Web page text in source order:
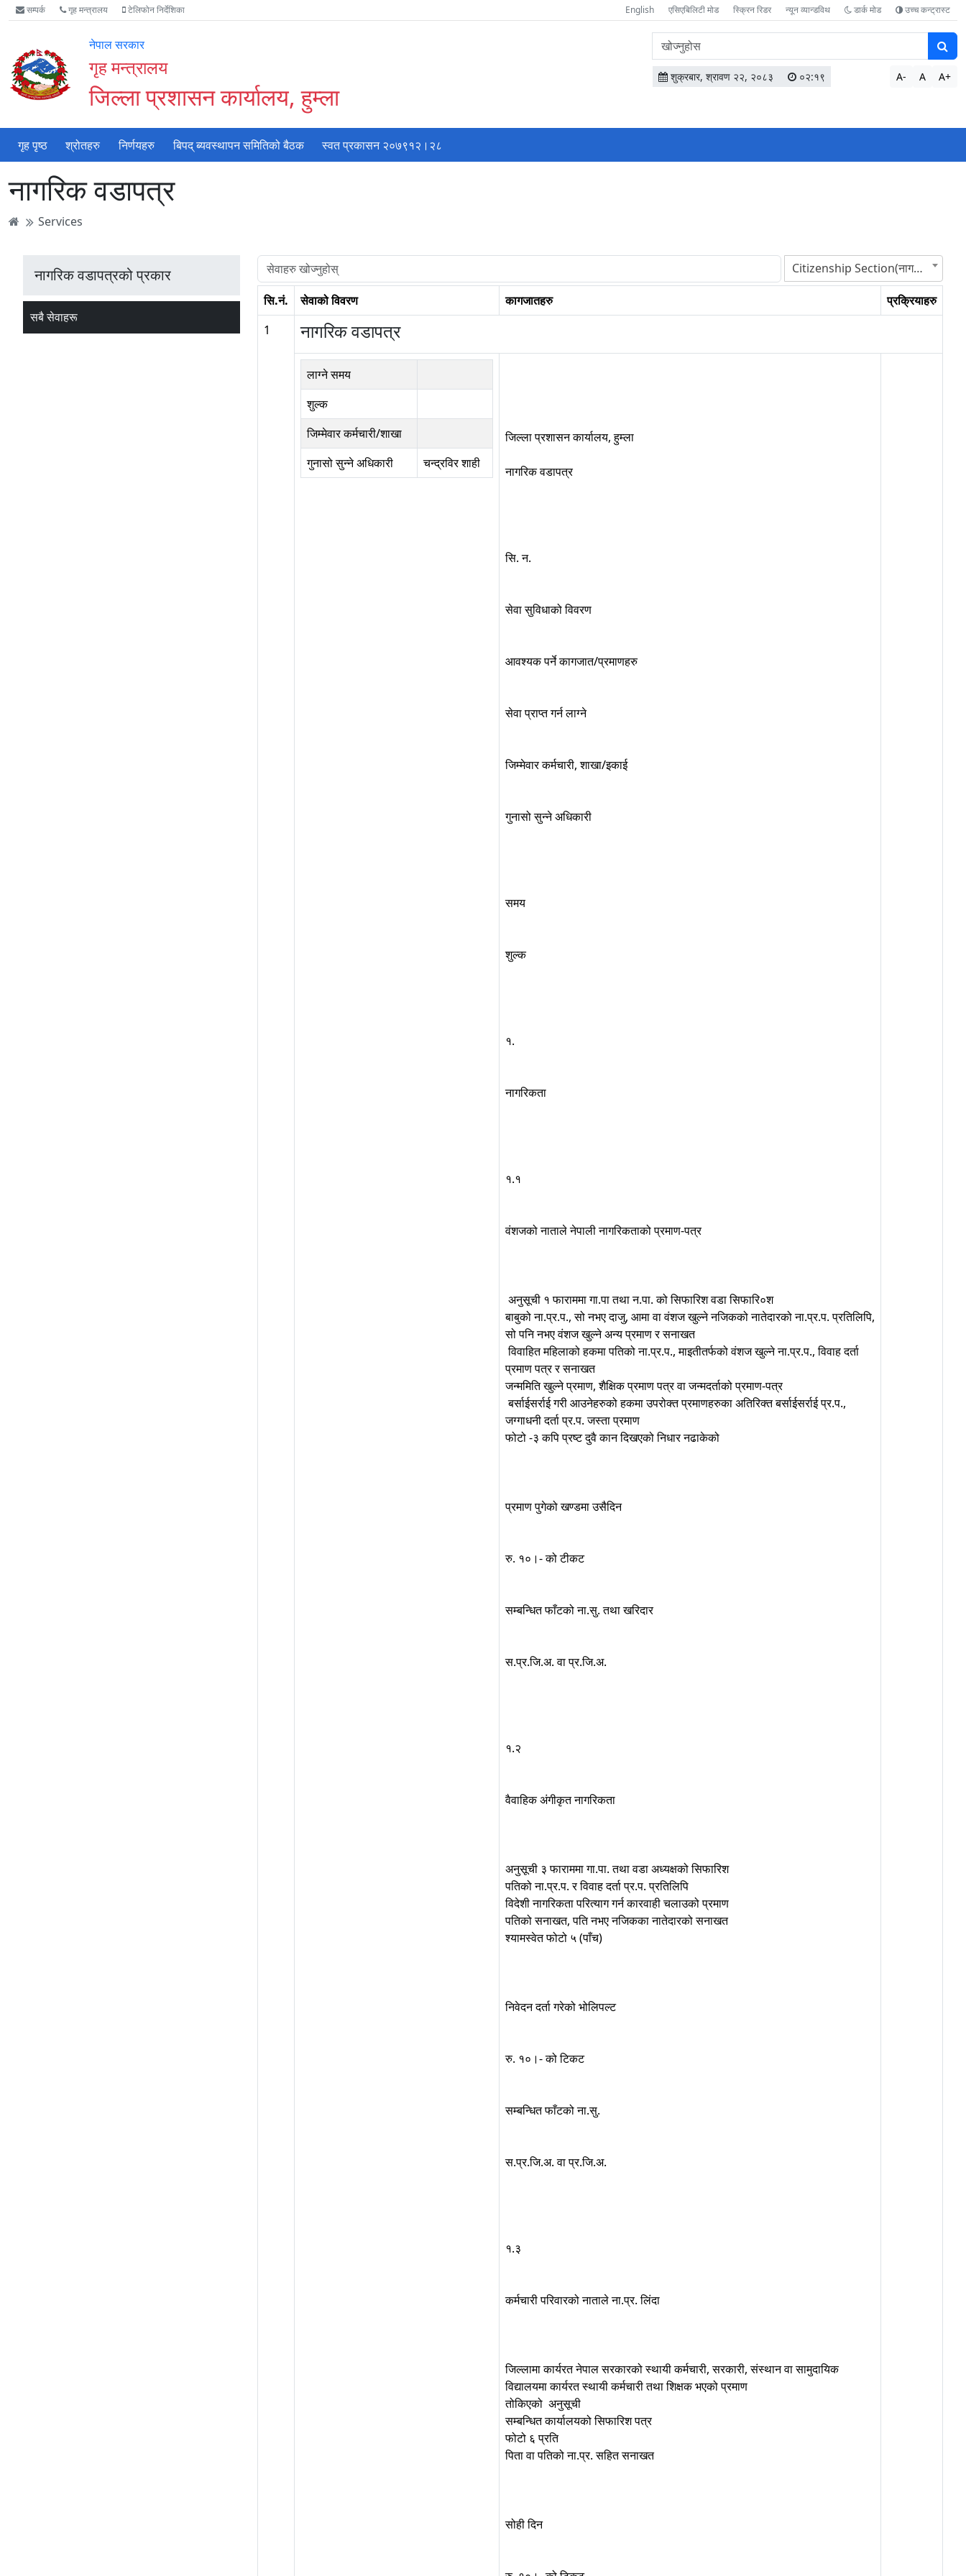
Accessibility
Mode
गर्नुहोस्
मुख्य
सामाग्री
मुख्य
नेभिगेसन
वेबसाइट
खोजमा
सम्पर्क गृह मन्त्रालय टेलिफोन निर्देशिका English एसिएबिलिटी मोड स्क्रिन रिडर न्यून व्यान्डविथ डार्क मोड उच्च कन्ट्रास्ट
नेपाल सरकार
गृह मन्त्रालय
जिल्ला प्रशासन कार्यालय, हुम्ला
वेबसाइटमा
सामग्री
खोज्नुहोस
शुक्रबार, श्रावण २२, २०८३ ०२:१९ A- A A+
गृह पृष्ठ श्रोतहरु निर्णयहरु बिपद् ब्यवस्थापन समितिको बैठक स्वत प्रकासन २०७९१२।२८
नागरिक वडापत्र
Services
नागरिक वडापत्रको प्रकार
सबै सेवाहरू
Citizenship Section(नागरिकता शाखा)
सि.नं. सेवाको विवरण कागजातहरु
प्रक्रियाहरु
1
नागरिक वडापत्र
लाग्ने समय
शुल्क
जिम्मेवार कर्मचारी/शाखा
गुनासो सुन्ने अधिकारी
चन्द्रविर शाही
जिल्ला प्रशासन कार्यालय, हुम्ला
नागरिक वडापत्र
सि. न.
सेवा सुविधाको विवरण
आवश्यक पर्ने कागजात/प्रमाणहरु
सेवा प्राप्त गर्न लाग्ने
जिम्मेवार कर्मचारी, शाखा/इकाई
गुनासो सुन्ने अधिकारी
समय
शुल्क
१.
नागरिकता
१.१
वंशजको नाताले नेपाली नागरिकताको प्रमाण-पत्र
अनुसूची १ फाराममा गा.पा तथा न.पा. को सिफारिश वडा सिफारि०श
बाबुको ना.प्र.प., सो नभए दाजु, आमा वा वंशज खुल्ने नजिकको नातेदारको ना.प्र.प. प्रतिलिपि,
सो पनि नभए वंशज खुल्ने अन्य प्रमाण र सनाखत
विवाहित महिलाको हकमा पतिको ना.प्र.प., माइतीतर्फको वंशज खुल्ने ना.प्र.प., विवाह दर्ता
प्रमाण पत्र र सनाखत
जन्ममिति खुल्ने प्रमाण, शैक्षिक प्रमाण पत्र वा जन्मदर्ताको प्रमाण-पत्र
बर्साईसर्राई गरी आउनेहरुको हकमा उपरोक्त प्रमाणहरुका अतिरिक्त बर्साईसर्राई प्र.प.,
जग्गाधनी दर्ता प्र.प. जस्ता प्रमाण
फोटो -३ कपि प्रष्ट दुवै कान दिखएको निधार नढाकेको
प्रमाण पुगेको खण्डमा उसैदिन
रु. १०।- को टीकट
सम्बन्धित फाँटको ना.सु. तथा खरिदार
स.प्र.जि.अ. वा प्र.जि.अ.
१.२
वैवाहिक अंगीकृत नागरिकता
अनुसूची ३ फाराममा गा.पा. तथा वडा अध्यक्षको सिफारिश
पतिको ना.प्र.प. र विवाह दर्ता प्र.प. प्रतिलिपि
विदेशी नागरिकता परित्याग गर्न कारवाही चलाउको प्रमाण
पतिको सनाखत, पति नभए नजिकका नातेदारको सनाखत
श्यामस्वेत फोटो ५ (पाँच)
निवेदन दर्ता गरेको भोलिपल्ट
रु. १०।- को टिकट
सम्बन्धित फाँटको ना.सु.
स.प्र.जि.अ. वा प्र.जि.अ.
१.३
कर्मचारी परिवारको नाताले ना.प्र. लिंदा
जिल्लामा कार्यरत नेपाल सरकारको स्थायी कर्मचारी, सरकारी, संस्थान वा सामुदायिक
विद्यालयमा कार्यरत स्थायी कर्मचारी तथा शिक्षक भएको प्रमाण
तोकिएको अनुसूची
सम्बन्धित कार्यालयको सिफारिश पत्र
फोटो ६ प्रति
पिता वा पतिको ना.प्र. सहित सनाखत
सोही दिन